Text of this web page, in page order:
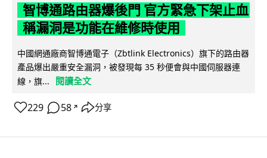
智博通路由器爆後門 官方緊急下架止血
稱漏洞是功能在維修時使用
中國網通廠商智博通電子（Zbtlink Electronics）旗下的路由器
產品爆出嚴重安全漏洞，被發現每 35 秒便會與中國伺服器連
線，旗...
閱讀全文
229 58 ↗ 分享